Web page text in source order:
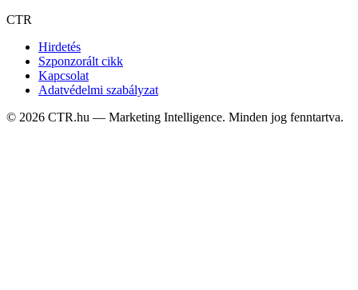
CTR
Hirdetés
Szponzorált cikk
Kapcsolat
Adatvédelmi szabályzat
© 2026 CTR.hu — Marketing Intelligence. Minden jog fenntartva.